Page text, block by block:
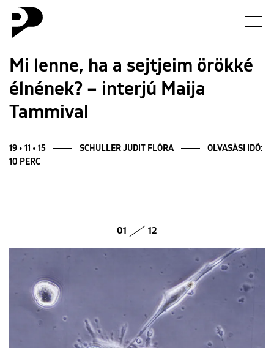
Hírek
Galéria
Rólunk
ENGLISH
Mi lenne, ha a sejtjeim örökké
élnének? – interjú Maija
Tammival
19 • 11 • 15 SCHULLER JUDIT FLÓRA
OLVASÁSI IDŐ:
10 PERC
01 12